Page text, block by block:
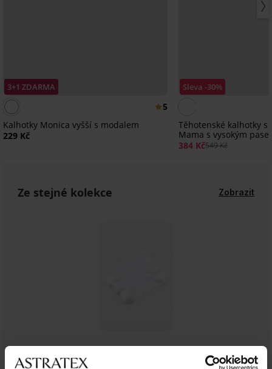
3+1 ZDARMA
5
Kalhotky Monica vyšší s modalem
229 Kč
Sleva -30%
Těhotenské kalhotky s
Mama s vysokým
384 Kč549 Kč
Ze stejné kolekce Zobrazit